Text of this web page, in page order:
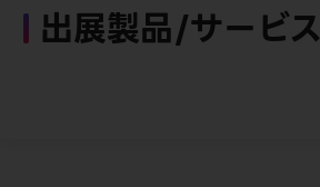
出展製品/サービス